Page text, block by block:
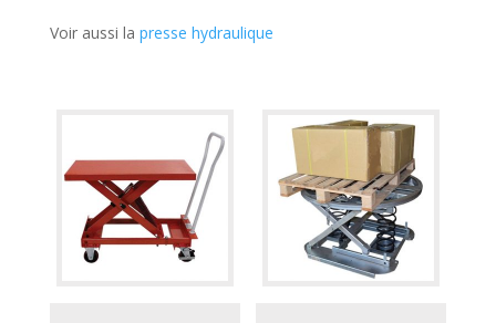
Voir aussi la presse hydraulique